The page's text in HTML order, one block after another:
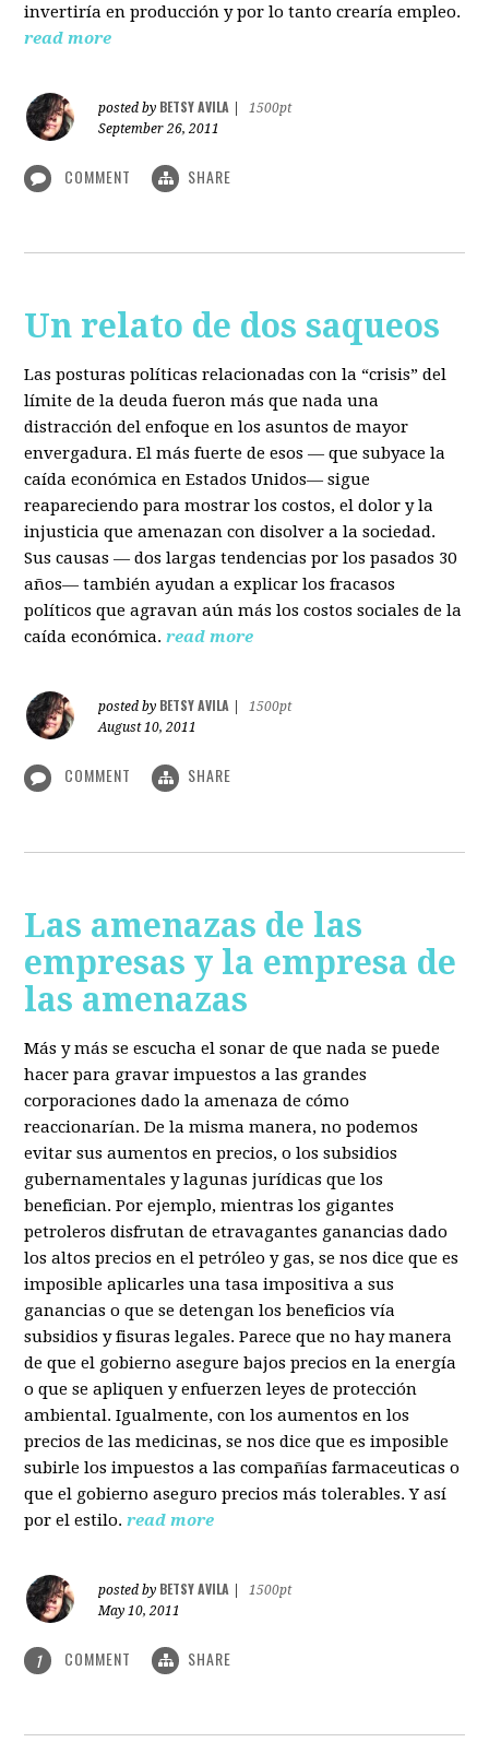
invertiría en producción y por lo tanto crearía empleo.
read more
posted by BETSY AVILA
1500pt
September 26, 2011
COMMENT SHARE
Un relato de dos saqueos
Las posturas políticas relacionadas con la “crisis” del
límite de la deuda fueron más que nada una
distracción del enfoque en los asuntos de mayor
envergadura. El más fuerte de esos — que subyace la
caída económica en Estados Unidos— sigue
reapareciendo para mostrar los costos, el dolor y la
injusticia que amenazan con disolver a la sociedad.
Sus causas — dos largas tendencias por los pasados 30
años— también ayudan a explicar los fracasos
políticos que agravan aún más los costos sociales de la
caída económica. read more
posted by BETSY AVILA
1500pt
August 10, 2011
COMMENT SHARE
Las amenazas de las
empresas y la empresa de
las amenazas
Más y más se escucha el sonar de que nada se puede
hacer para gravar impuestos a las grandes
corporaciones dado la amenaza de cómo
reaccionarían. De la misma manera, no podemos
evitar sus aumentos en precios, o los subsidios
gubernamentales y lagunas jurídicas que los
benefician. Por ejemplo, mientras los gigantes
petroleros disfrutan de etravagantes ganancias dado
los altos precios en el petróleo y gas, se nos dice que es
imposible aplicarles una tasa impositiva a sus
ganancias o que se detengan los beneficios vía
subsidios y fisuras legales. Parece que no hay manera
de que el gobierno asegure bajos precios en la energía
o que se apliquen y enfuerzen leyes de protección
ambiental. Igualmente, con los aumentos en los
precios de las medicinas, se nos dice que es imposible
subirle los impuestos a las compañías farmaceuticas o
que el gobierno aseguro precios más tolerables. Y así
por el estilo. read more
posted by BETSY AVILA
1500pt
May 10, 2011
1 COMMENT SHARE